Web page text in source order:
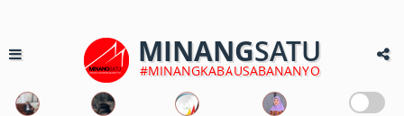
MINANGSATU
#MINANGKABAUSABANANYO